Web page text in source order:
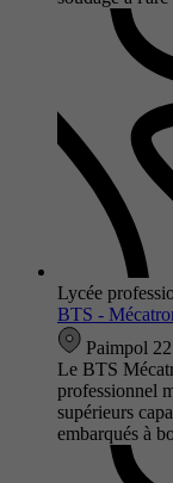
Lycée
BTS -
Paimpol
Le BTS
professionnel
supérieurs
embarqués à